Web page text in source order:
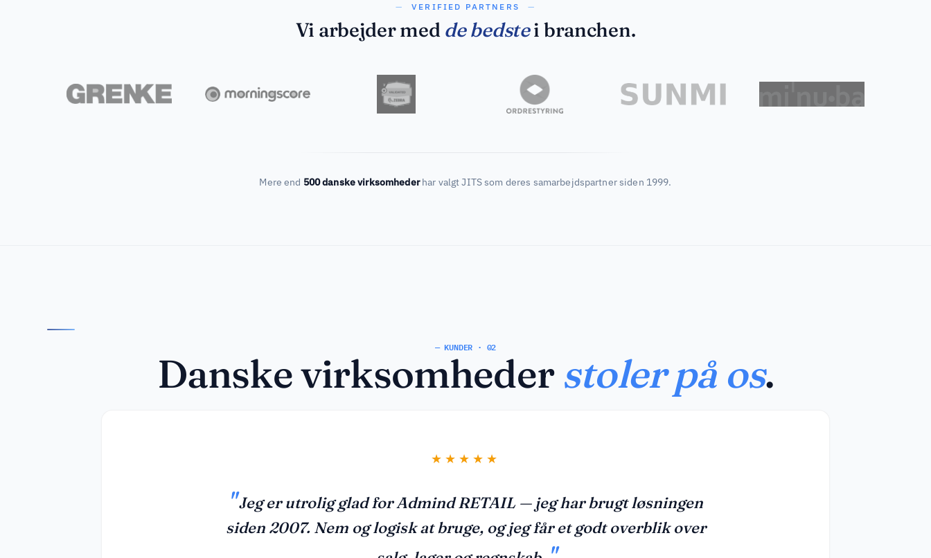
VERIFIED PARTNERS
Vi arbejder med de bedstei branchen.
Mere end 500 danske virksomhederhar valgt JITS som deres samarbejdspartner siden 1999.
— KUNDER · 02
Danske virksomheder stoler på os.
Admind RETAIL — jeg har brugt løsningen
at bruge, og jeg får et godt overblik over
Admind RETAIL opfylder alle de behov jeg
tilrettet programmet, så det passer bedst til